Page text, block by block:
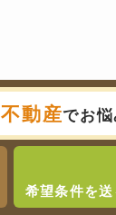
不動産でお
希望条件を送